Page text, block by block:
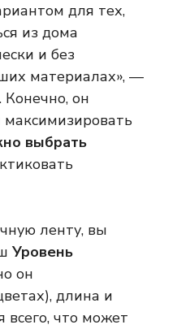
для тех,
из дома
и без
материалах», —
он
выбрать
ленту, вы
Уровень
он
длина и
всего, что может